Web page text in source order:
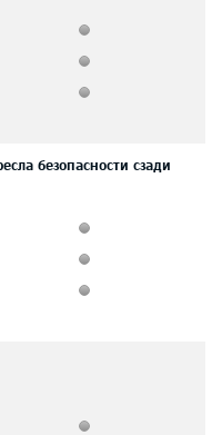
безопасности сзади